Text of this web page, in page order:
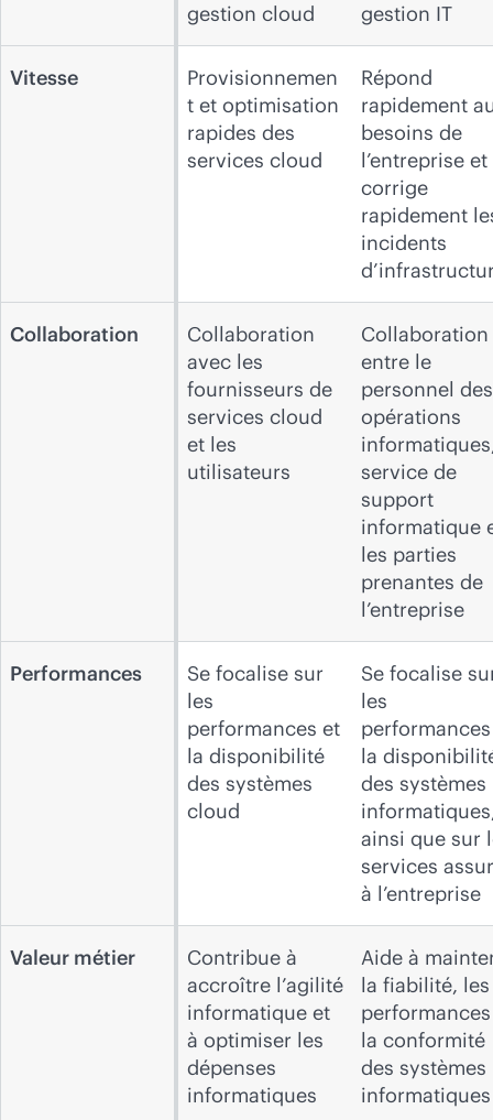
gestion cloud
gestion IT
Vitesse
Provisionnemen
t et optimisation
rapides des
services cloud
Répond
rapidement
besoins de
l’entreprise et
corrige
rapidement
incidents
Collaboration
Collaboration
avec les
fournisseurs de
services cloud
et les
utilisateurs
Collaboration
entre le
personnel des
opérations
service de
support
informatique
les parties
prenantes de
l’entreprise
Performances
Se focalise sur
les
performances et
la disponibilité
des systèmes
cloud
Se focalise
les
la
des systèmes
ainsi que sur
services
à l’entreprise
Valeur métier
Contribue à
accroître l’agilité
informatique et
à optimiser les
dépenses
informatiques
Aide à
la fiabilité, les
la conformité
des systèmes
informatiques